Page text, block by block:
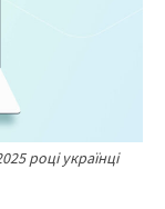
році українці